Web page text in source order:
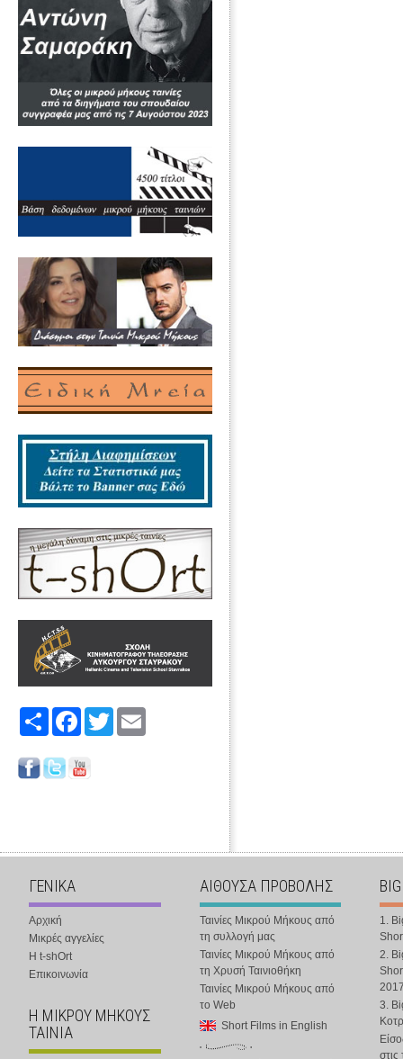
Share FacebookTwitter
ΓΕΝΙΚΑ
Αρχική
Μικρές αγγελίες
Η t-shOrt
Επικοινωνία
Η ΜΙΚΡΟΥ ΜΗΚΟΥΣ
ΤΑΙΝΙΑ
ΑΙΘΟΥΣΑ ΠΡΟΒΟΛΗΣ
Ταινίες Μικρού Μήκους από
τη συλλογή μας
Ταινίες Μικρού Μήκους από
τη Χρυσή Ταινιοθήκη
Ταινίες Μικρού Μήκους από
το Web
Short Films in English
1.
2.
3.
στις